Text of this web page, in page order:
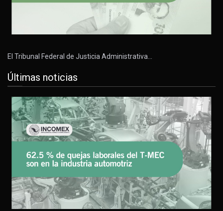
El Tribunal Federal de Justicia Administrativa…
Últimas noticias